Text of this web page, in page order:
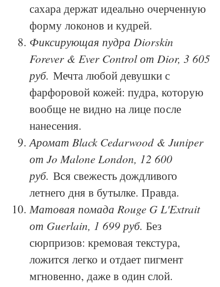
сахара держат идеально очерченную
форму локонов и кудрей.
Фиксирующая пудра Diorskin
Forever & Ever Control от Dior, 3 605
руб. Мечта любой девушки с
фарфоровой кожей: пудра, которую
вообще не видно на лице после
нанесения.
Аромат Black Cedarwood & Juniper
от Jo Malone London, 12 600
руб. Вся свежесть дождливого
летнего дня в бутылке. Правда.
Матовая помада Rouge G L'Extrait
от Guerlain, 1 699 руб. Без
сюрпризов: кремовая текстура,
ложится легко и отдает пигмент
мгновенно, даже в один слой.